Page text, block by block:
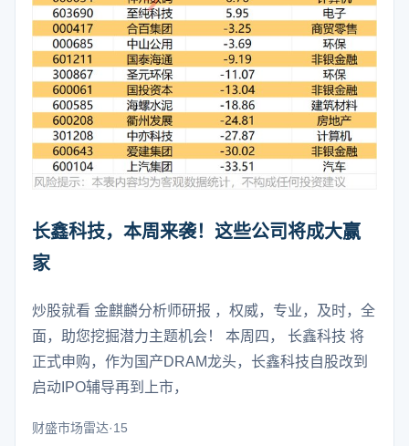
长鑫科技，本周来袭！这些公司将成大赢
家
炒股就看 金麒麟分析师研报 ，权威，专业，及时，全
面，助您挖掘潜力主题机会！ 本周四， 长鑫科技 将
正式申购，作为国产DRAM龙头，长鑫科技自股改到
启动IPO辅导再到上市，
财盛市场雷达·15